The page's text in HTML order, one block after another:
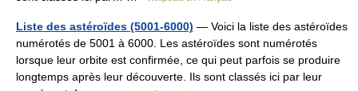
Liste des astéroïdes (5001-6000) — Voici la liste des astéroïdes
numérotés de 5001 à 6000. Les astéroïdes sont numérotés
lorsque leur orbite est confirmée, ce qui peut parfois se produire
longtemps après leur découverte. Ils sont classés ici par leur